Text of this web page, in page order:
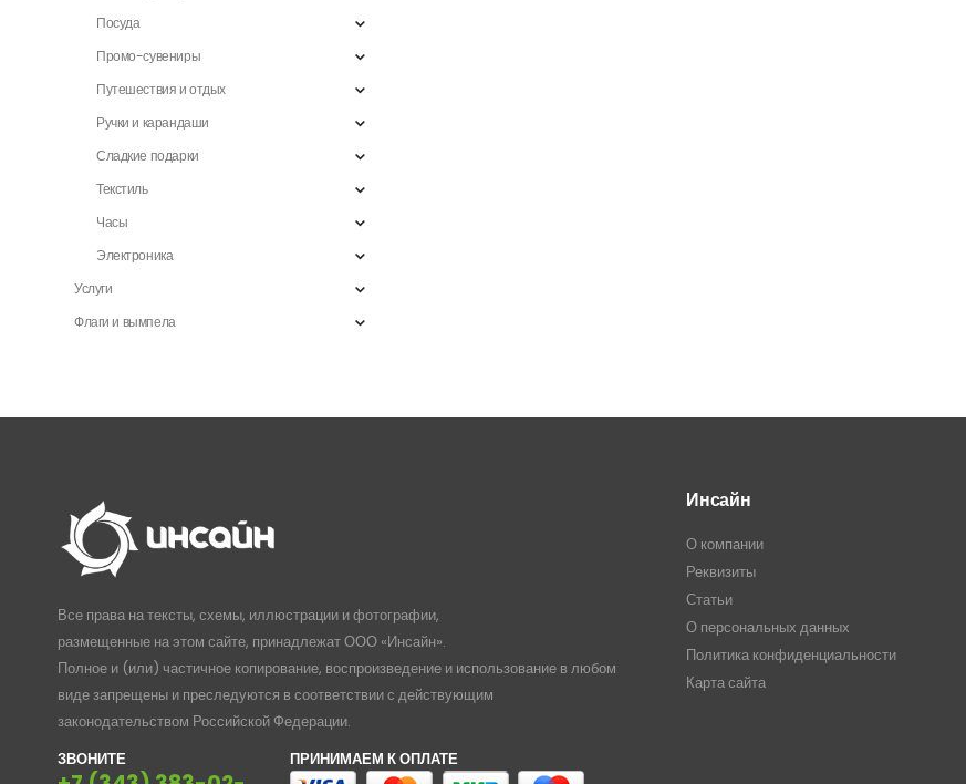
Посуда
Промо-сувениры
Путешествия и отдых
Ручки и карандаши
Сладкие подарки
Текстиль
Часы
Электроника
Услуги
Флаги и вымпела
Все права на тексты, схемы, иллюстрации и фотографии,
размещенные на этом сайте, принадлежат ООО «Инсайн».
Полное и (или) частичное копирование, воспроизведение и использование в любом
виде запрещены и преследуются в соответствии с действующим
законодательством Российской Федерации.
ЗВОНИТЕ
ПРИНИМАЕМ К ОПЛАТЕ
Инсайн
О компании
Реквизиты
Статьи
О персональных данных
Политика конфиденциальности
Карта сайта